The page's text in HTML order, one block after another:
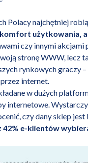
Polacy najchętniej
użytkowania,
czy innymi
stronę WWW, lecz
rynkowych graczy
internet.
w dużych
internetowe.
czy dany sklep
42% e-klientów